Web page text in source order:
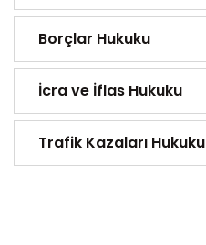
Borçlar Hukuku
İcra ve İflas Hukuku
Trafik Kazaları Hukuku